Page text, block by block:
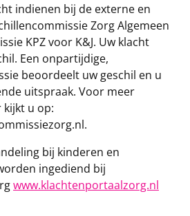
indienen bij de externe en
Zorg Algemeen
KPZ voor K&J. Uw klacht
Een onpartijdige,
beoordeelt uw geschil en u
uitspraak. Voor meer
u op:
bij kinderen en
ingediend bij
www.klachtenportaalzorg.nl